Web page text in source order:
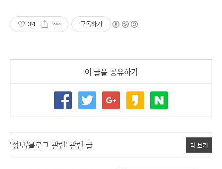
34 구독하기
이 글을 공유하기
'정보/블로그 관련' 관련 글 더 보기